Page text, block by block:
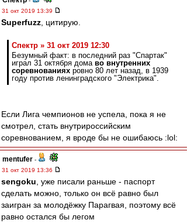
31 окт 2019 13:39
Superfuzz , цитирую.
Спектр » 31 окт 2019 12:30
Безумный факт: в последний раз "Спартак"
играл 31 октября дома во внутренних
соревнованиях ровно 80 лет назад, в 1939
году против ленинградского "Электрика".
Если Лига чемпионов не успела, пока я не
смотрел, стать внутрироссийским
соревнованием, я вроде бы не ошибаюсь :lol:
mentufer -
31 окт 2019 13:36
sengoku , уже писали раньше - паспорт
сделать можно, только он всё равно был
заигран за молодёжку Парагвая, поэтому всё
равно остался бы легом